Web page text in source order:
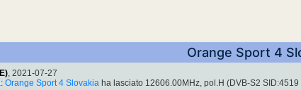
Orange Sport 4
, 2021-07-27
: Orange Sport 4 Slovakia ha lasciato 12606.00MHz, pol.H (DVB-S2